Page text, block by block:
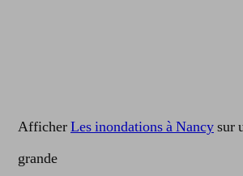
AfficherLes inondations à Nancysur
grande